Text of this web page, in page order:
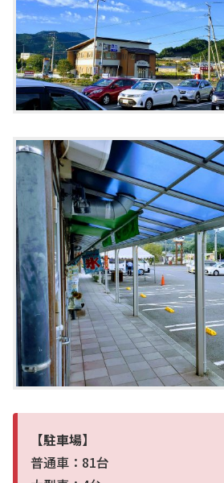
【駐車場】
普通車：81台